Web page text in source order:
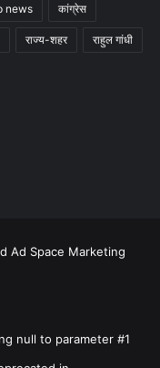
news कांग्रेस
राज्य-शहर राहुल गांधी
Ad Space Marketing
null to parameter #1